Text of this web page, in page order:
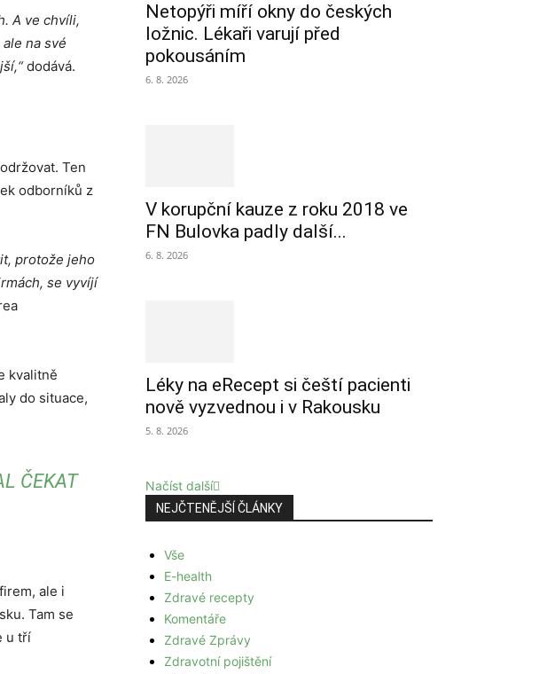
A ve chvíli,
na své
dodává.
Ten
odborníků z
protože jeho
se vyvíjí
kvalitně
do situace,
ČEKAT
ale i
Tam se
u tří
Netopýři míří okny do českých
ložnic. Lékaři varují před
pokousáním
6. 8. 2026
V korupční kauze z roku 2018 ve
FN Bulovka padly další...
6. 8. 2026
Léky na eRecept si čeští pacienti
nově vyzvednou i v Rakousku
5. 8. 2026
Načíst další
NEJČTENĚJŠÍ ČLÁNKY
Vše
E-health
Zdravé recepty
Komentáře
Zdravé Zprávy
Zdravotní pojištění